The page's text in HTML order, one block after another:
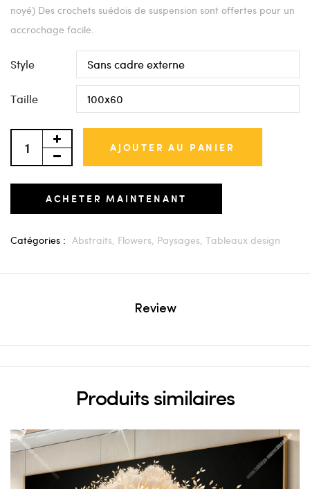
noyé) Des crochets suédois de suspension sont offertes pour un
accrochage facile.
Style
Taille
AJOUTER AU PANIER
ACHETER MAINTENANT
Catégories : Abstraits, Flowers, Paysages, Tableaux design
Review
Produits similaires